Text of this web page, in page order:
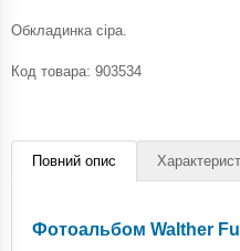
Обкладинка сіра.
Код товара: 903534
Повний опис
Фотоальбом Walther